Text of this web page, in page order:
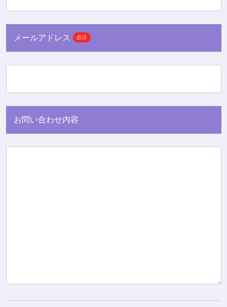
メールアドレス 必須
お問い合わせ内容